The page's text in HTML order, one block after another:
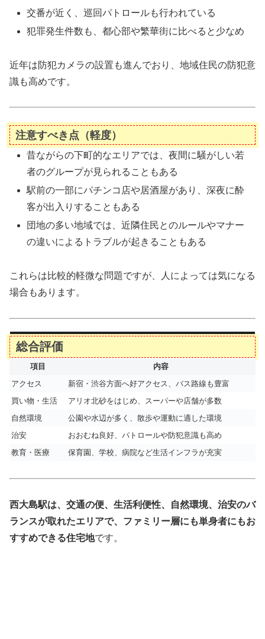
交番が近く、巡回パトロールも行われている
犯罪発生件数も、都心部や繁華街に比べると少なめ
近年は防犯カメラの設置も進んでおり、地域住民の防犯意
識も高めです。
注意すべき点（軽度）
昔ながらの下町的なエリアでは、夜間に騒がしい若
者のグループが見られることもある
駅前の一部にパチンコ店や居酒屋があり、深夜に酔
客が出入りすることもある
団地の多い地域では、近隣住民とのルールやマナー
の違いによるトラブルが起きることもある
これらは比較的軽微な問題ですが、人によっては気になる
場合もあります。
総合評価
項目
内容
アクセス
新宿・渋谷方面へ好アクセス、バス路線も豊富
買い物・生活
アリオ北砂をはじめ、スーパーや店舗が多数
自然環境
公園や水辺が多く、散歩や運動に適した環境
治安
おおむね良好、パトロールや防犯意識も高め
教育・医療
保育園、学校、病院など生活インフラが充実
西大島駅は、交通の便、生活利便性、自然環境、治安のバ
ランスが取れたエリアで、ファミリー層にも単身者にもお
すすめできる住宅地です。